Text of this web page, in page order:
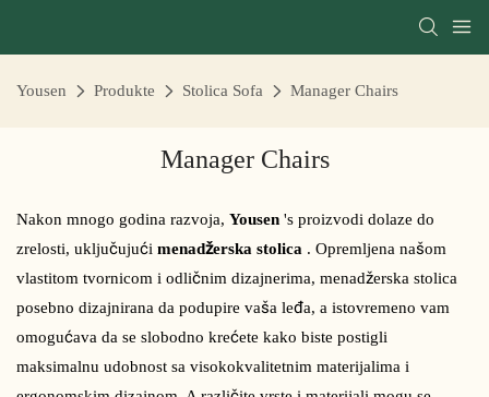
Yousen Produkte Stolica Sofa Manager Chairs
Manager Chairs
Nakon mnogo godina razvoja, Yousen 's proizvodi dolaze do
zrelosti, uključujući menadžerska stolica . Opremljena našom
vlastitom tvornicom i odličnim dizajnerima, menadžerska stolica
posebno dizajnirana da podupire vaša leđa, a istovremeno vam
omogućava da se slobodno krećete kako biste postigli
maksimalnu udobnost sa visokokvalitetnim materijalima i